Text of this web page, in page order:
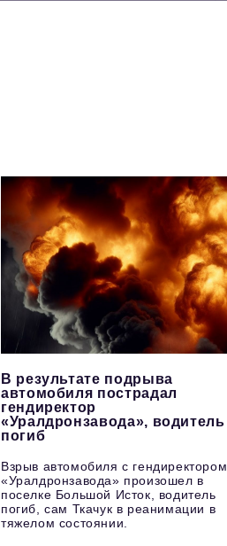
В результате подрыва
автомобиля пострадал
гендиректор
«Уралдронзавода», водитель
погиб
Взрыв автомобиля с гендиректором
«Уралдронзавода» произошел в
поселке Большой Исток, водитель
погиб, сам Ткачук в реанимации в
тяжелом состоянии.